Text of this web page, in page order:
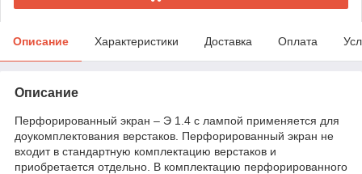
Описание Характеристики Доставка Оплата
Описание
Перфорированный экран – Э 1.4 с лампой применяется для
доукомплектования верстаков. Перфорированный экран не
входит в стандартную комплектацию верстаков и
приобретается отдельно. В комплектацию перфорированного